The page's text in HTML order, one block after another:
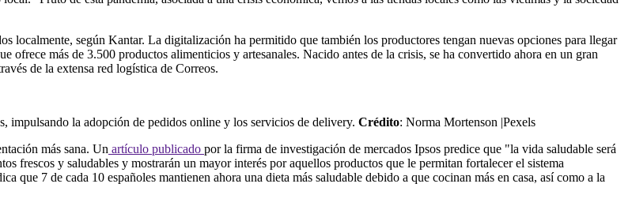
localmente, según Kantar. La digitalización ha permitido que también los productores tengan nuevas opciones para llegar
ofrece más de 3.500 productos alimenticios y artesanales. Nacido antes de la crisis, se ha convertido ahora en un gran
de la extensa red logística de Correos.
impulsando la adopción de pedidos online y los servicios de delivery. Crédito: Norma Mortenson |Pexels
más sana. Un artículo publicado por la firma de investigación de mercados Ipsos predice que "la vida saludable será
frescos y saludables y mostrarán un mayor interés por aquellos productos que le permitan fortalecer el sistema
que 7 de cada 10 españoles mantienen ahora una dieta más saludable debido a que cocinan más en casa, así como a la